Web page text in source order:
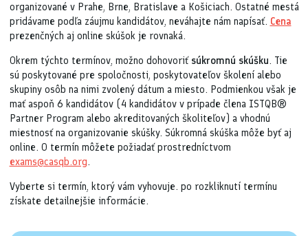
organizované v Prahe, Brne, Bratislave a Košiciach. Ostatné mestá
pridávame podľa záujmu kandidátov, neváhajte nám napísať. Cena
prezenčných aj online skúšok je rovnaká.
Okrem týchto termínov, možno dohovoriť súkromnú skúšku. Tie
sú poskytované pre spoločnosti, poskytovateľov školení alebo
skupiny osôb na nimi zvolený dátum a miesto. Podmienkou však je
mať aspoň 6 kandidátov (4 kandidátov v prípade člena ISTQB®
Partner Program alebo akreditovaných školiteľov) a vhodnú
miestnosť na organizovanie skúšky. Súkromná skúška môže byť aj
online. O termín môžete požiadať prostredníctvom
exams@casqb.org.
Vyberte si termín, ktorý vám vyhovuje. po rozkliknutí termínu
získate detailnejšie informácie.